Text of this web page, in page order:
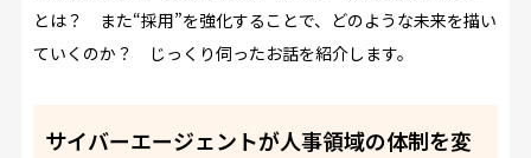
とは？ また“採用”を強化することで、どのような未来を描い
ていくのか？ じっくり伺ったお話を紹介します。
サイバーエージェントが人事領域の体制を変